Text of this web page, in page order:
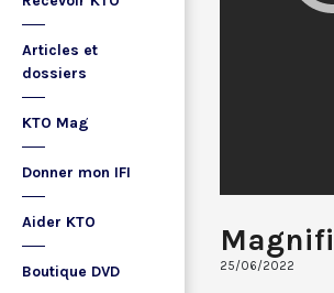
Articles et
dossiers
KTO Mag
Donner mon IFI
Aider KTO
Boutique DVD 25/06/2022